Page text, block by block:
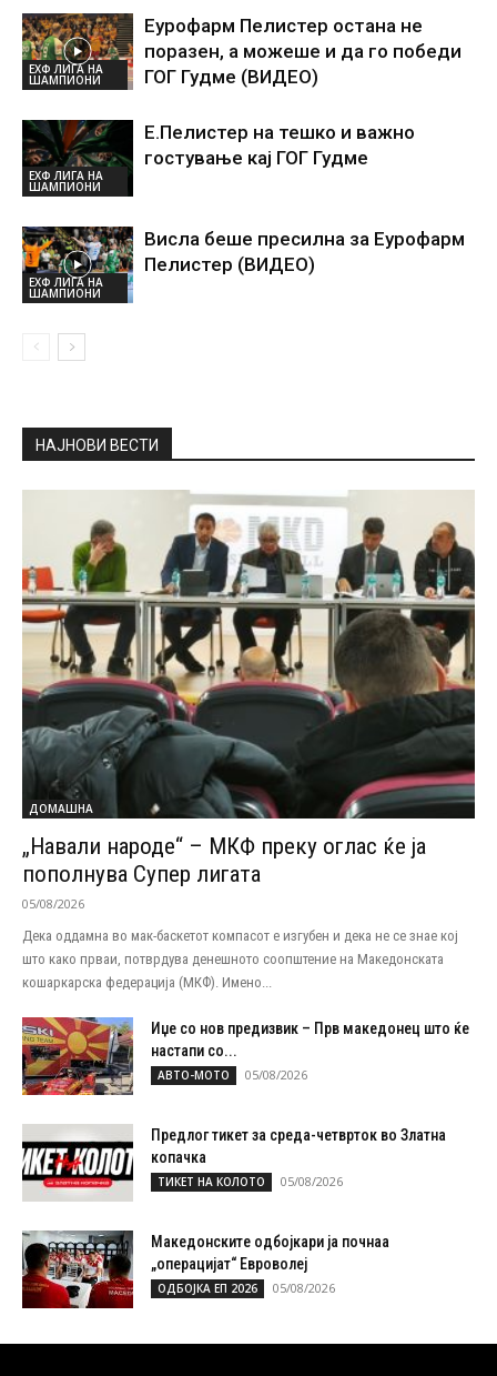
ЕХФ ЛИГА НА
ШАМПИОНИ
Еурофарм Пелистер остана не
поразен, а можеше и да го победи
ГОГ Гудме (ВИДЕО)
ЕХФ ЛИГА НА
ШАМПИОНИ
Е.Пелистер на тешко и важно
гостување кај ГОГ Гудме
ЕХФ ЛИГА НА
ШАМПИОНИ
Висла беше пресилна за Еурофарм
Пелистер (ВИДЕО)
НАЈНОВИ ВЕСТИ
ДОМАШНА
„Навали народе“ – МКФ преку оглас ќе ја
пополнува Супер лигата
05/08/2026
Дека оддамна во мак-баскетот компасот е изгубен и дека не се знае кој
што како прваи, потврдува денешното соопштение на Македонската
кошаркарска федерација (МКФ). Имено...
Иџе со нов предизвик – Прв македонец што ќе
настапи со...
АВТО-МОТО 05/08/2026
Предлог тикет за среда-четврток во Златна
копачка
ТИКЕТ НА КОЛОТО 05/08/2026
Македонските одбојкари ја почнаа
„операцијат“ Евроволеј
ОДБОЈКА ЕП 2026 05/08/2026